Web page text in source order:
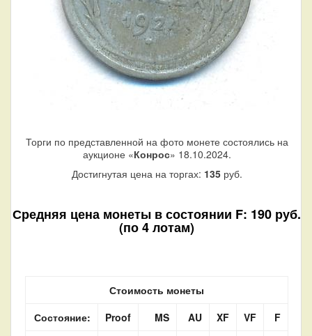
Торги по представленной на фото монете состоялись на
аукционе «Конрос» 18.10.2024.
Достигнутая цена на торгах: 135руб.
Средняя цена монеты в состоянии F: 190 руб.
(по 4 лотам)
Стоимость монеты
Состояние:
Proof MS AU XF VF
F